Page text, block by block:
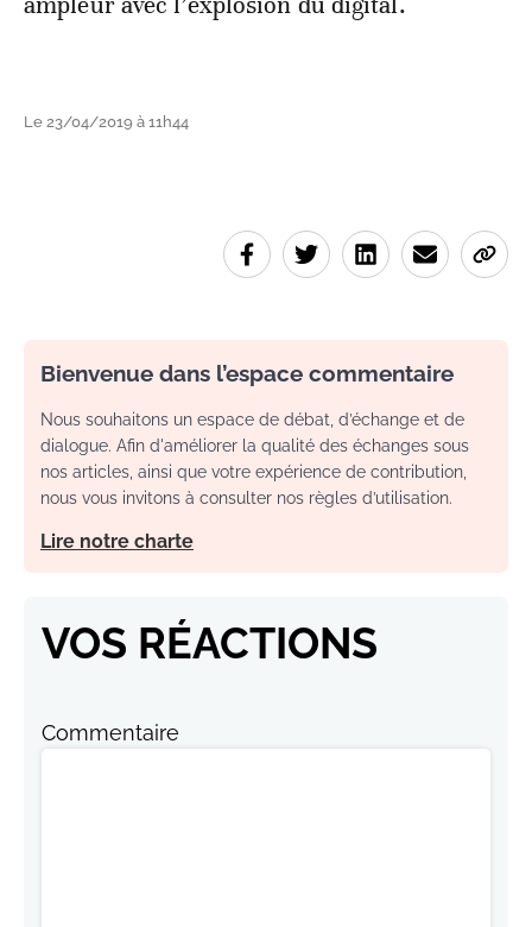
Le 23/04/2019 à 11h44
Bienvenue dans l’espace commentaire
Nous souhaitons un espace de débat, d’échange et de
dialogue. Afin d'améliorer la qualité des échanges sous
nos articles, ainsi que votre expérience de contribution,
nous vous invitons à consulter nos règles d’utilisation.
Lire notre charte
VOS RÉACTIONS
Commentaire